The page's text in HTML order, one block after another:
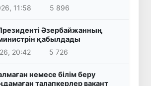
11:58
5 896
Әзербайжанның
қабылдады
20:42
5 726
немесе білім беру
талапкерлер вакант